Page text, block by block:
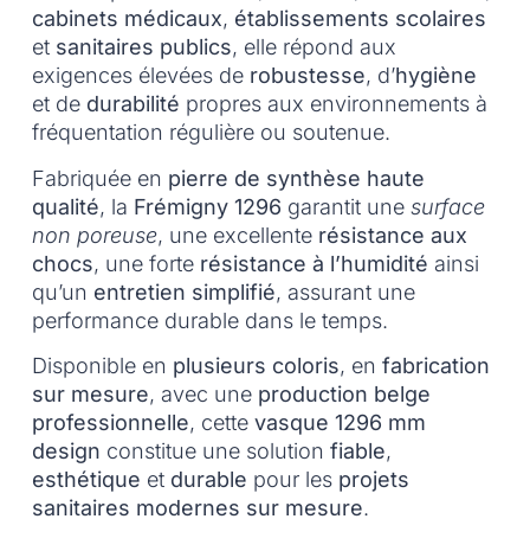
cabinets médicaux, établissements scolaires
et sanitaires publics, elle répond aux
exigences élevées de robustesse, d’hygiène
et de durabilité propres aux environnements à
fréquentation régulière ou soutenue.
Fabriquée en pierre de synthèse haute
qualité, la Frémigny 1296 garantit une surface
non poreuse, une excellente résistance aux
chocs, une forte résistance à l’humidité ainsi
qu’un entretien simplifié, assurant une
performance durable dans le temps.
Disponible en plusieurs coloris, en fabrication
sur mesure, avec une production belge
professionnelle, cette vasque 1296 mm
design constitue une solution fiable,
esthétique et durable pour les projets
sanitaires modernes sur mesure.